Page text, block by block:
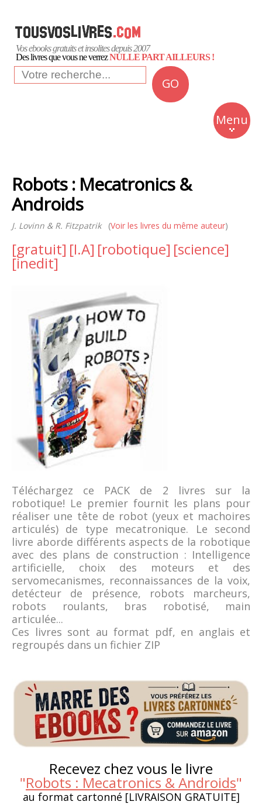
Vos ebooks gratuits et insolites depuis 2007
Des livres que vous ne verrezNULLE PART AILLEURS !
GO
Menu
Insolite
Business
Robots : Mecatronics &
Androids
J. Lovinn & R. Fitzpatrik(Voir les livres du même auteur)
[gratuit] [I.A] [robotique] [science]
[inedit]
Téléchargez ce PACK de 2 livres sur la
robotique! Le premier fournit les plans pour
réaliser une tête de robot (yeux et machoires
articulés) de type mecatronique. Le second
livre aborde différents aspects de la robotique
avec des plans de construction : Intelligence
artificielle, choix des moteurs et des
servomecanismes, reconnaissances de la voix,
detécteur de présence, robots marcheurs,
robots roulants, bras robotisé, main
articulée...
Ces livres sont au format pdf, en anglais et
regroupés dans un fichier ZIP
Recevez chez vous le livre
"Robots : Mecatronics & Androids"
au format cartonné [LIVRAISON GRATUITE]